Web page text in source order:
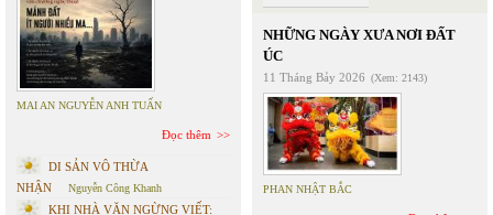
MAI AN NGUYỄN ANH TUẤN
Đọc thêm
DI SẢN VÔ THỪA
NHẬN
Nguyễn Công Khanh
KHI NHÀ VĂN NGỪNG VIẾT:
NHỮNG NGÀY XƯA NƠI ĐẤT
ÚC
11 Tháng Bảy 2026 (Xem: 2143)
PHAN NHẬT BẮC